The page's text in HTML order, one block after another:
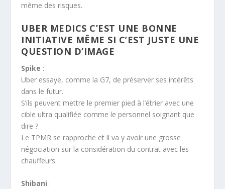
même des risques.
UBER MEDICS C’EST UNE BONNE
INITIATIVE MÊME SI C’EST JUSTE UNE
QUESTION D’IMAGE
Spike :
Uber essaye, comme la G7, de préserver ses intérêts
dans le futur.
S’ils peuvent mettre le premier pied à l’étrier avec une
cible ultra qualifiée comme le personnel soignant que
dire ?
Le TPMR se rapproche et il va y avoir une grosse
négociation sur la considération du contrat avec les
chauffeurs.
Shibani :